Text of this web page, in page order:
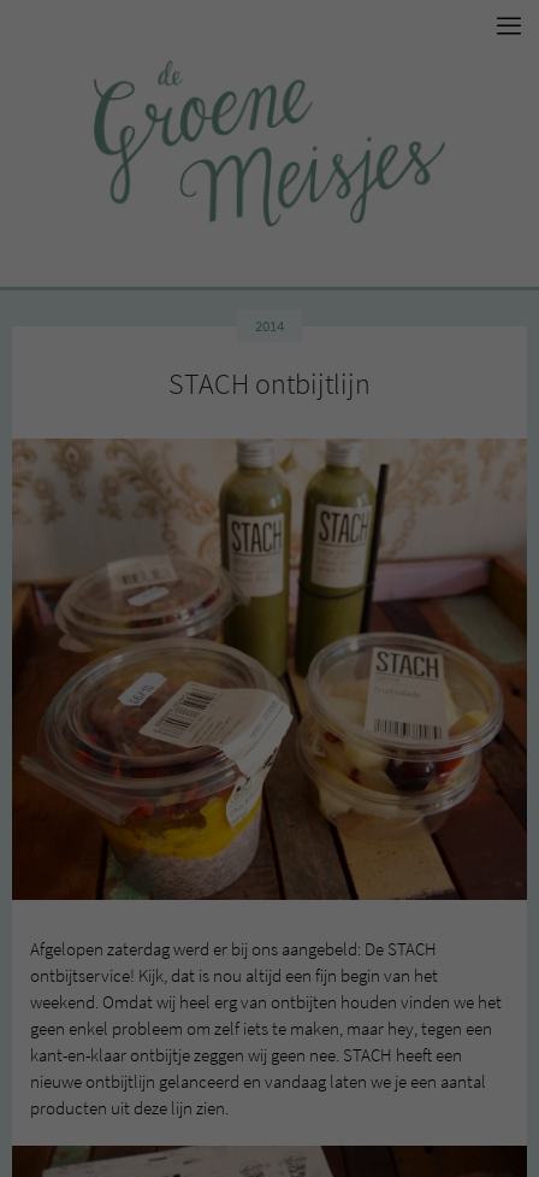
2014
STACH ontbijtlijn
Afgelopen zaterdag werd er bij ons aangebeld: De STACH
ontbijtservice! Kijk, dat is nou altijd een fijn begin van het
weekend. Omdat wij heel erg van ontbijten houden vinden we het
geen enkel probleem om zelf iets te maken, maar hey, tegen een
kant-en-klaar ontbijtje zeggen wij geen nee. STACH heeft een
nieuwe ontbijtlijn gelanceerd en vandaag laten we je een aantal
producten uit deze lijn zien.